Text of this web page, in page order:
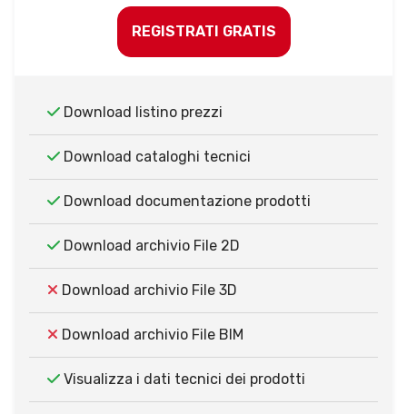
REGISTRATI GRATIS
Download listino prezzi
Download cataloghi tecnici
Download documentazione prodotti
Download archivio File 2D
Download archivio File 3D
Download archivio File BIM
Visualizza i dati tecnici dei prodotti